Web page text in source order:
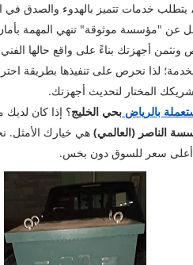
يتطلب خدمات تتميز بالهدوء
عن "مؤسسة موثوقة" تنهي المهمة
أجهزتك بناءً على واقع حالها
لذا نحرص على تنفيذها بطريقة
المختار لتحديث أجهزتك.
بالرياض بحي الخليج؟ إذا كان
الناصر (العالمي) هي خيارك الأمثل.
أعلى سعر للسوق دون بخس.